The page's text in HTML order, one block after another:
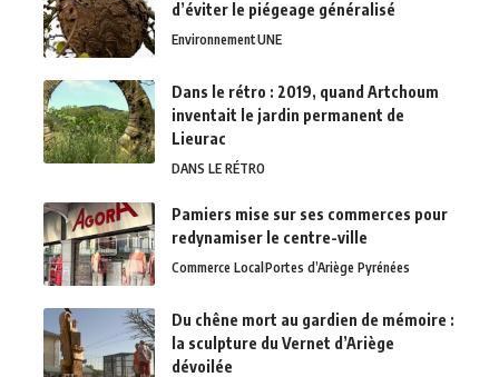
d’éviter le piégeage généralisé
EnvironnementUNE
Dans le rétro : 2019, quand Artchoum
inventait le jardin permanent de
Lieurac
DANS LE RÉTRO
Pamiers mise sur ses commerces pour
redynamiser le centre-ville
Commerce LocalPortes d’Ariège Pyrénées
Du chêne mort au gardien de mémoire :
la sculpture du Vernet d’Ariège
dévoilée